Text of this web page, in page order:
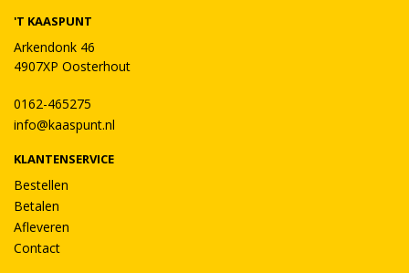
'T KAASPUNT
Arkendonk 46
4907XP Oosterhout
0162-465275
info@kaaspunt.nl
KLANTENSERVICE
Bestellen
Betalen
Afleveren
Contact